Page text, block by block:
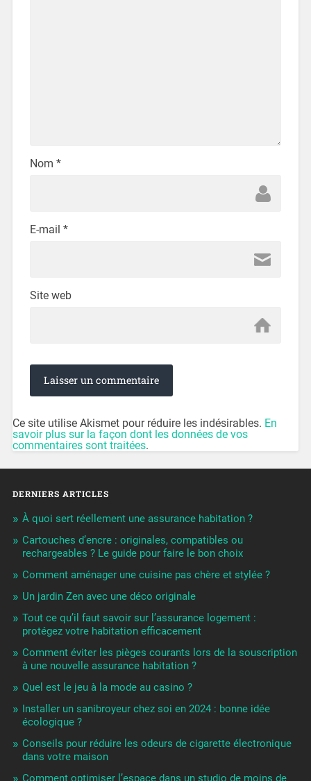
Nom *
E-mail *
Site web
Ce site utilise Akismet pour réduire les indésirables. En
savoir plus sur la façon dont les données de vos
commentaires sont traitées.
DERNIERS ARTICLES
À quoi sert réellement une assurance habitation ?
Cartouches d’encre : originales, compatibles ou
rechargeables ? Le guide pour faire le bon choix
Comment aménager une cuisine pas chère et stylée ?
Un jardin Zen avec une déco originale
Tout ce qu’il faut savoir sur l’assurance logement :
protégez votre habitation efficacement
Comment éviter les pièges courants lors de la souscription
à une nouvelle assurance habitation ?
Quel est le jeu à la mode au casino ?
Installer un sanibroyeur chez soi en 2024 : bonne idée
écologique ?
Conseils pour réduire les odeurs de cigarette électronique
dans votre maison
Comment optimiser l’espace dans un studio de moins de